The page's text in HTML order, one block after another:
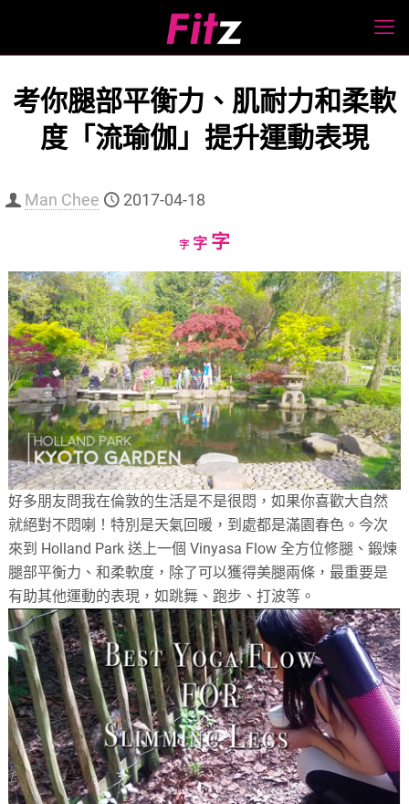
考你腿部平衡力、肌耐力和柔軟
度「流瑜伽」提升運動表現
Man Chee 2017-04-18
字Decrease
size.
字Reset
size.
字Increase
size.
好多朋友問我在倫敦的生活是不是很悶，如果你喜歡大自然
就絕對不悶喇！特別是天氣回暖，到處都是滿園春色。今次
來到 Holland Park 送上一個 Vinyasa Flow 全方位修腿、鍛煉
腿部平衡力、和柔軟度，除了可以獲得美腿兩條，最重要是
有助其他運動的表現，如跳舞、跑步、打波等。